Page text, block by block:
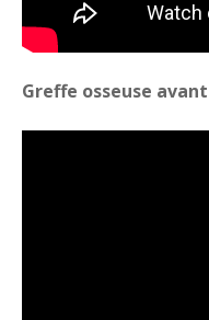
Greffe osseuse